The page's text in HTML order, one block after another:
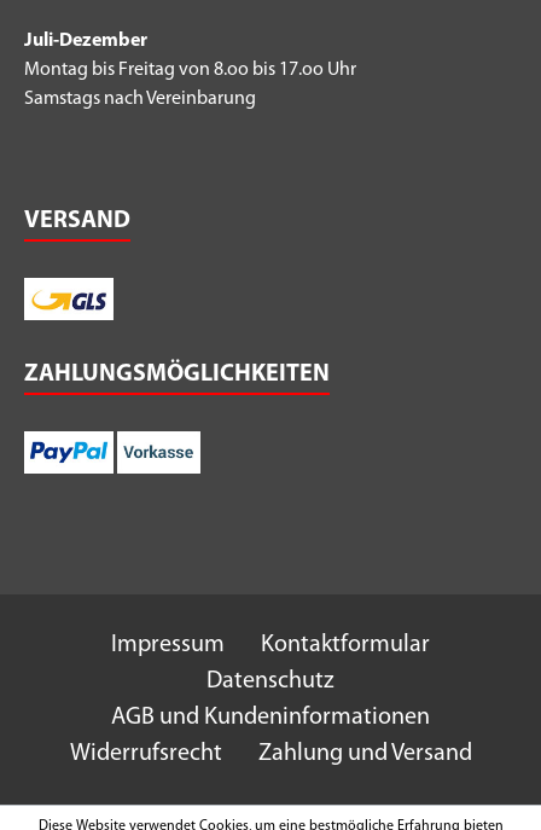
Juli-Dezember
Montag bis Freitag von 8.oo bis 17.oo Uhr
Samstags nach Vereinbarung
VERSAND
ZAHLUNGSMÖGLICHKEITEN
Impressum
Kontaktformular
Datenschutz
AGB und Kundeninformationen
Widerrufsrecht
Zahlung und Versand
Diese Website verwendet Cookies, um eine bestmögliche Erfahrung bieten